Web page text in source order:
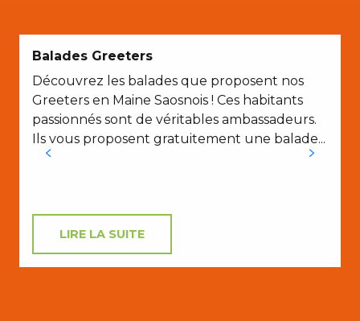
Balades Greeters
Découvrez les balades que proposent nos
Greeters en Maine Saosnois ! Ces habitants
passionnés sont de véritables ambassadeurs.
Ils vous proposent gratuitement une balade...
LIRE LA SUITE